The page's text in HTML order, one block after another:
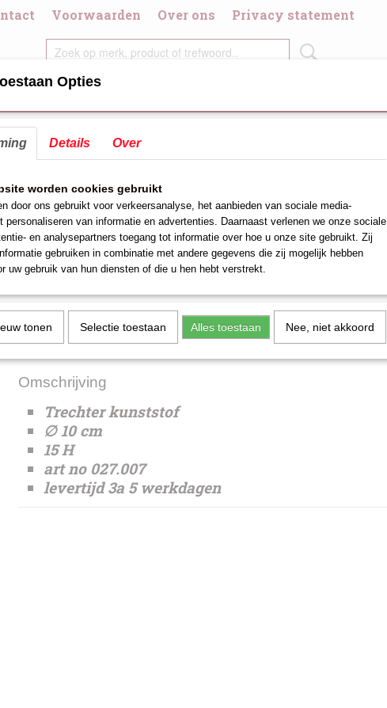
Voorwaarden Over ons Privacy statement
>Trechter's kunststof >Trechter kunststof 15H
Trechter kunststof 15H
€ 1,86 (exclusief btw 21%)
Aantal
IN WINKELWAGEN
Omschrijving
Trechter kunststof
∅ 10 cm
15 H
art no 027.007
levertijd 3a 5 werkdagen
Opties
Details Over
worden cookies gebruikt
door ons gebruikt voor verkeersanalyse, het aanbieden van sociale media-
personaliseren van informatie en advertenties. Daarnaast verlenen we onze sociale
en analysepartners toegang tot informatie over hoe u onze site gebruikt. Zij
gebruiken in combinatie met andere gegevens die zij mogelijk hebben
uw gebruik van hun diensten of die u hen hebt verstrekt.
tonen Selectie toestaan Alles toestaan Nee, niet akkoord